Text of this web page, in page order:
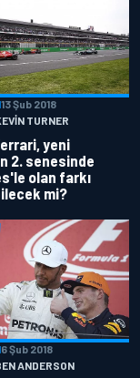
13 Şub 2018
TURNER
yeni
2. senesinde
olan farkı
mi?
6 Şub 2018
ANDERSON